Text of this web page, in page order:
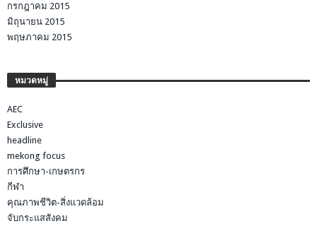
กรกฎาคม 2015
มิถุนายน 2015
พฤษภาคม 2015
หมวดหมู่
AEC
Exclusive
headline
mekong focus
การศึกษา-เกษตรกร
กีฬา
คุณภาพชีวิต-สิ่งแวดล้อม
จับกระแสสังคม